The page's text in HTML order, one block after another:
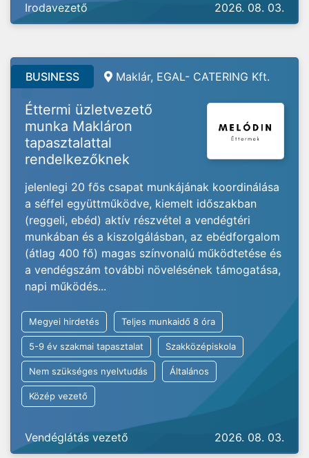
Irodavezető 2026. 08. 03.
BUSINESS Maklár, EGAL- CATERING Kft.
Éttermi üzletvezető
munka Makláron
tapasztalattal
rendelkezőknek
jelenlegi 20 fős csapat munkájának koordinálása
a séffel együttműködve, kiemelt időszakban
(reggeli, ebéd) aktív részvétel a vendégtéri
munkában és a kiszolgálásban, az ebédforgalom
(átlag 400 fő) magas színvonalú működtetése és
a vendégszám további növelésének támogatása,
napi működés...
Megyei hirdetés Teljes munkaidő 8 óra
5-9 év szakmai tapasztalat Szakközépiskola
Nem szükséges nyelvtudás Általános
Közép vezető
Vendéglátás vezető 2026. 08. 03.